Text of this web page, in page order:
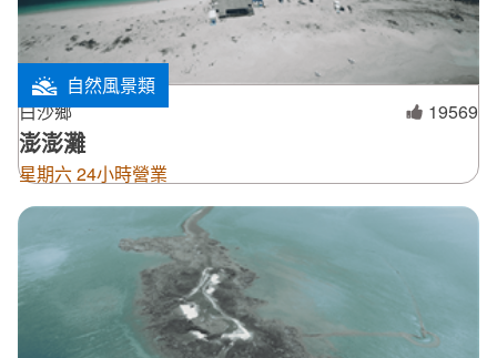
自然風景類
白沙鄉
19569
澎澎灘
星期六 24小時營業